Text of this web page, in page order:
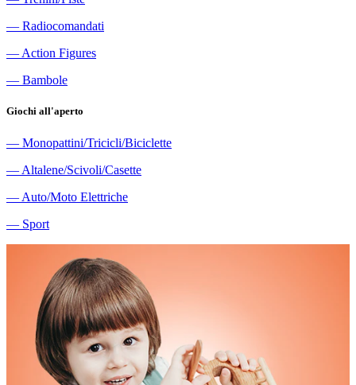
― Radiocomandati
― Action Figures
― Bambole
Giochi all'aperto
― Monopattini/Tricicli/Biciclette
― Altalene/Scivoli/Casette
― Auto/Moto Elettriche
― Sport